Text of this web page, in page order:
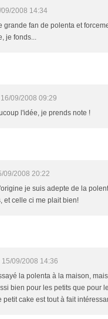
09/2008 14:34
grande fan de polenta et
je fonds...
16/09/2008 09:29
l'idée, je prends note !
09/2008 20:22
je suis adepte de la
et celle ci me plait bien!
15/09/2008 14:36
la polenta à la maison,
bien pour les petits que pour
petit cake est tout à fait